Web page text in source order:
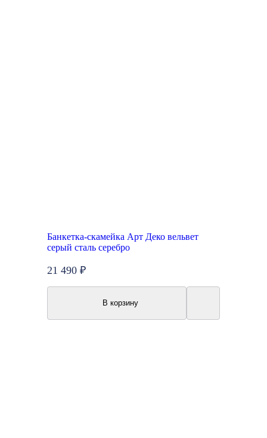
Банкетка-скамейка Арт Деко вельвет
серый сталь серебро
21 490 ₽
В корзину